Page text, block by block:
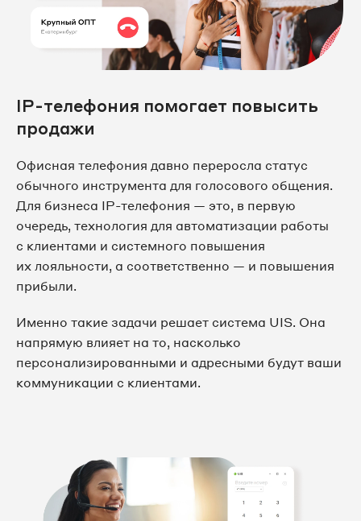
IP-телефония помогает повысить
продажи
Офисная телефония давно переросла статус
обычного инструмента для голосового общения.
Для бизнеса IP-телефония — это, в первую
очередь, технология для автоматизации работы
с клиентами и системного повышения
их лояльности, а соответственно — и повышения
прибыли.
Именно такие задачи решает система UIS. Она
напрямую влияет на то, насколько
персонализированными и адресными будут ваши
коммуникации с клиентами.